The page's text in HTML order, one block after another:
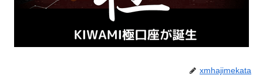
xmhajimekata